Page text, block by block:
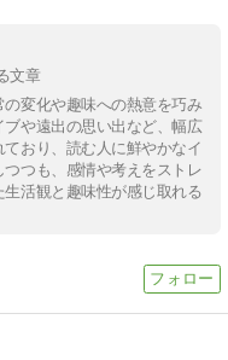
文章
変化や趣味への熱意を巧み
や遠出の思い出など、幅広
おり、読む人に鮮やかなイ
つも、感情や考えをストレ
活観と趣味性が感じ取れる